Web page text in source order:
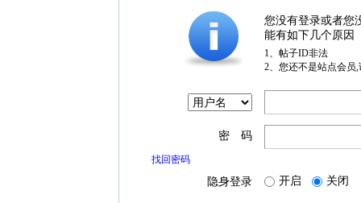
您没有登录或者您
能有如下几个原因
1、帖子ID非法
2、您还不是站点会员
密 码
找回密码
隐身登录 开启 关闭